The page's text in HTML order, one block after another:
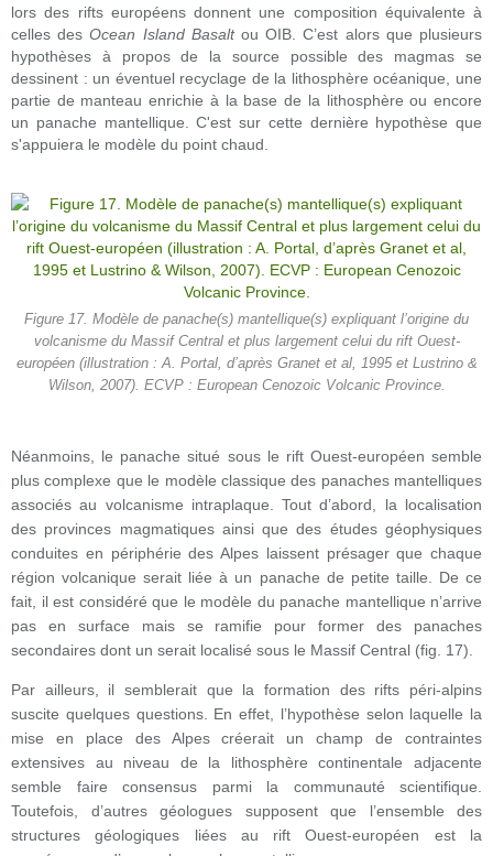
lors des rifts européens donnent une composition équivalente à
celles desOcean Island Basaltou OIB. C’est alors que plusieurs
hypothèses à propos de la source possible des magmas se
dessinent : un éventuel recyclage de la lithosphère océanique, une
partie de manteau enrichie à la base de la lithosphère ou encore
un panache mantellique. C'est sur cette dernière hypothèse que
s'appuiera le modèle du point chaud.
Figure 17. Modèle de panache(s) mantellique(s) expliquant l’origine du
volcanisme du Massif Central et plus largement celui du rift Ouest-
européen (illustration : A. Portal, d’après Granet et al, 1995 et Lustrino &
Wilson, 2007). ECVP : European Cenozoic Volcanic Province.
Néanmoins, le panache situé sous le rift Ouest-européen semble
plus complexe que le modèle classique des panaches mantelliques
associés au volcanisme intraplaque. Tout d’abord, la localisation
des provinces magmatiques ainsi que des études géophysiques
conduites en périphérie des Alpes laissent présager que chaque
région volcanique serait liée à un panache de petite taille. De ce
fait, il est considéré que le modèle du panache mantellique n’arrive
pas en surface mais se ramifie pour former des panaches
secondaires dont un serait localisé sous le Massif Central (fig. 17).
Par ailleurs, il semblerait que la formation des rifts péri-alpins
suscite quelques questions. En effet, l’hypothèse selon laquelle la
mise en place des Alpes créerait un champ de contraintes
extensives au niveau de la lithosphère continentale adjacente
semble faire consensus parmi la communauté scientifique.
Toutefois, d’autres géologues supposent que l’ensemble des
structures géologiques liées au rift Ouest-européen est la